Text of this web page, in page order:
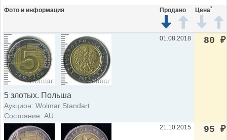
Фото и информация Продано Цена*
5 злотых. Польша
Аукцион: Wolmar Standart
Состояние: AU
01.08.2018 80 ₽
21.10.2015 95 ₽